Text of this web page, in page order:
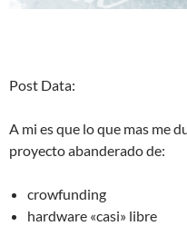
Post Data:
A mi es que lo que mas me
proyecto abanderado de:
crowfunding
hardware «casi» libre